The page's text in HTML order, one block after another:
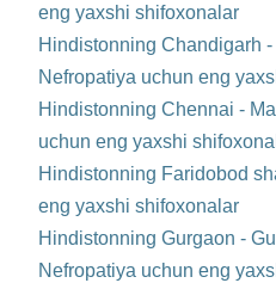
eng yaxshi shifoxonalar
Hindistonning Chandigarh
Nefropatiya uchun eng
Hindistonning Chennai -
uchun eng yaxshi
Hindistonning Faridobod
eng yaxshi shifoxonalar
Hindistonning Gurgaon -
Nefropatiya uchun eng